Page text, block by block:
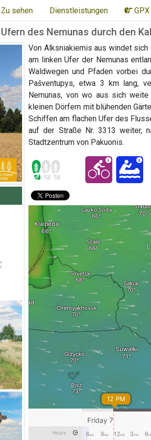
Zu sehen Dienstleistungen GPX
des Nemunas durch den
Von Alksniakiemis aus windet
am linken Ufer der Nemunas
Waldwegen und Pfaden vorbei
Pašventupys, etwa 3 km lang,
Nemunas, von wo aus sich
kleinen Dörfern mit blühenden
Schiffen am flachen Ufer des
auf der Straße Nr. 3313 weiter,
Stadtzentrum von Pakuonis.